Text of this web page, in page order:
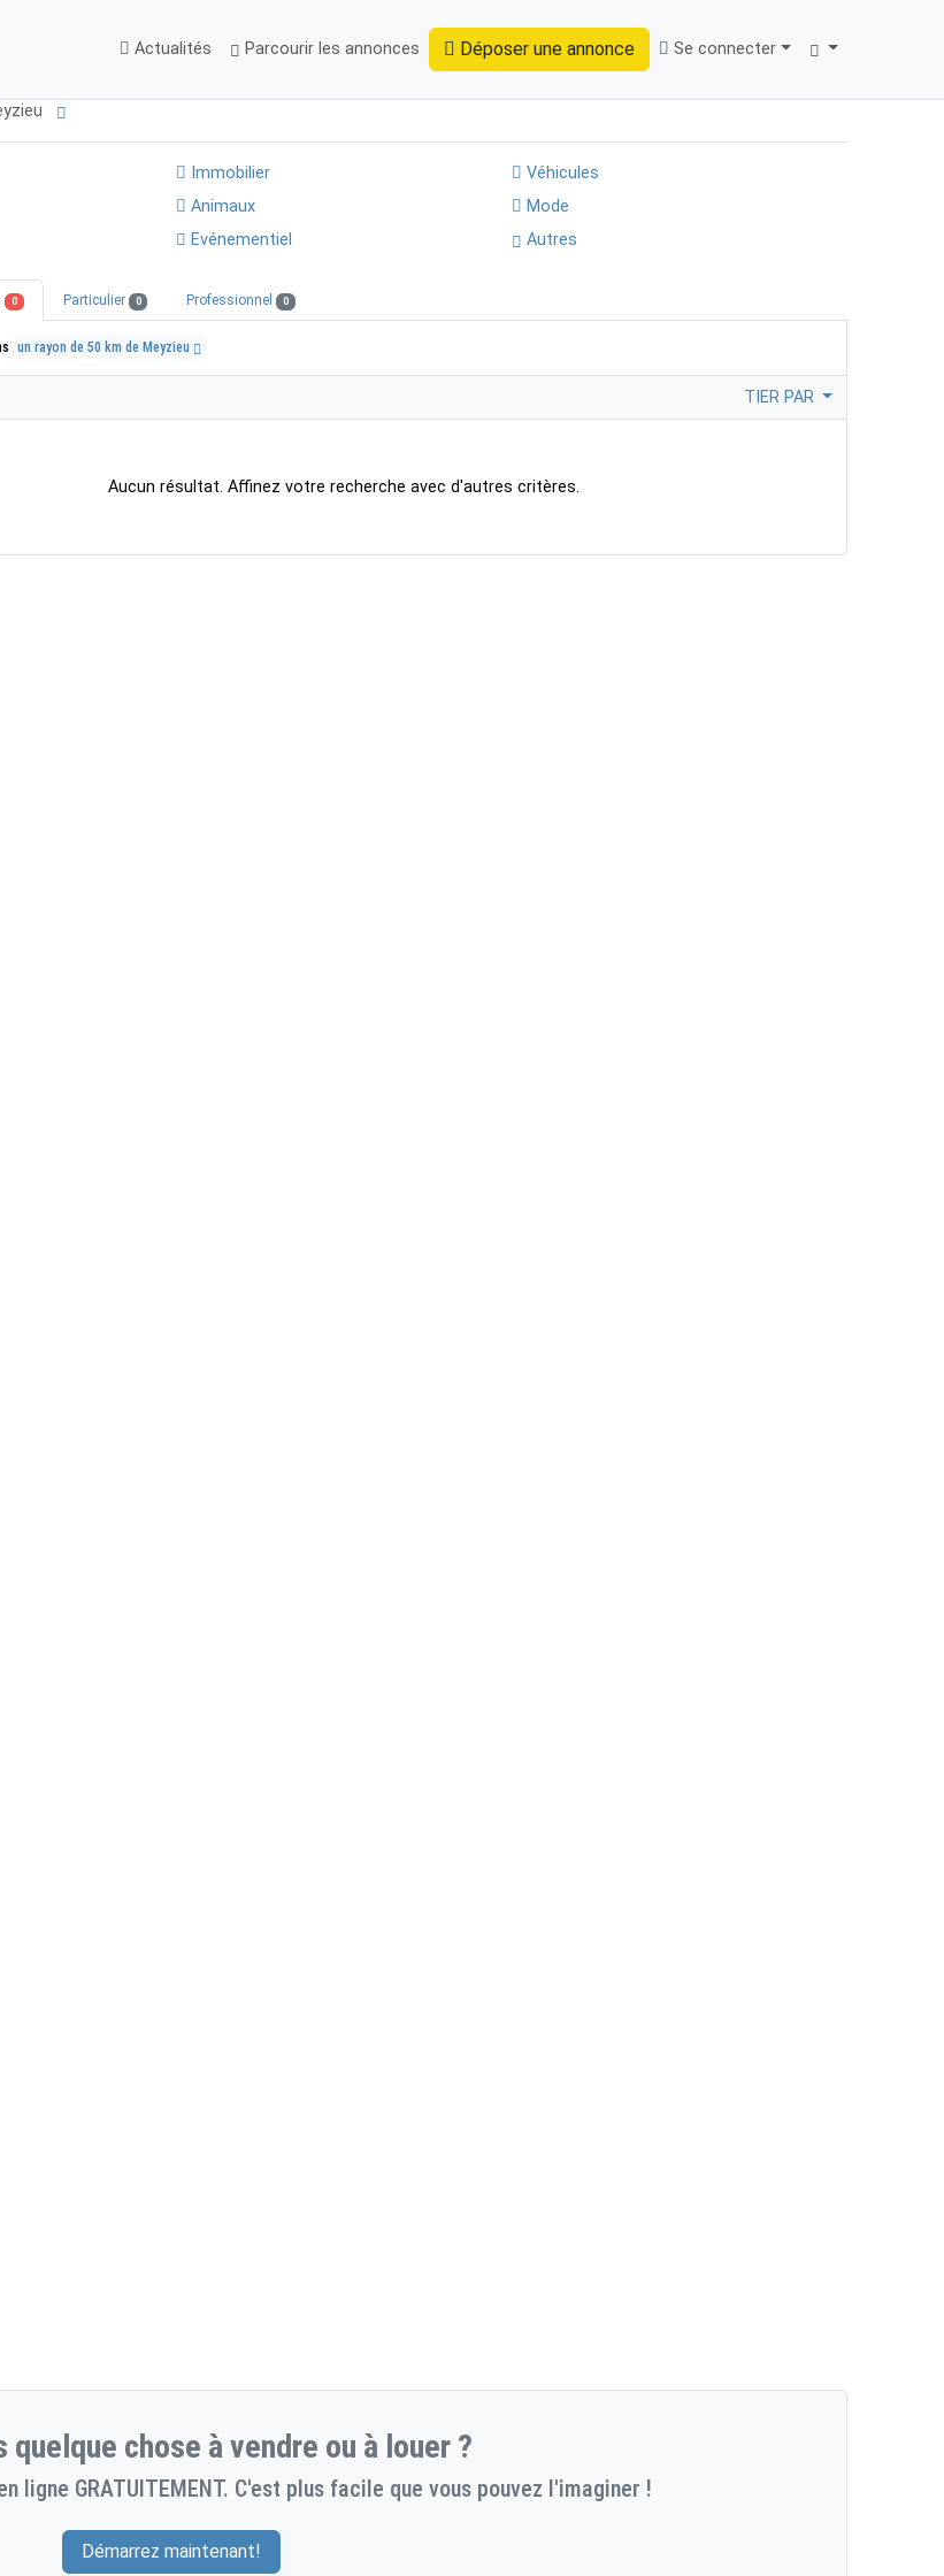
Actualités Parcourir les annonces Déposer une annonce Se connecter
Trouver
Immobilier
Véhicules
Animaux
Mode
Evénementiel Autres
0 Particulier 0 Professionnel 0
un rayon de 50 km de Meyzieu
TIER PAR
Aucun résultat. Affinez votre recherche avec d'autres critères.
quelque chose à vendre ou à louer ?
ligne GRATUITEMENT. C'est plus facile que vous pouvez l'imaginer !
Démarrez maintenant!